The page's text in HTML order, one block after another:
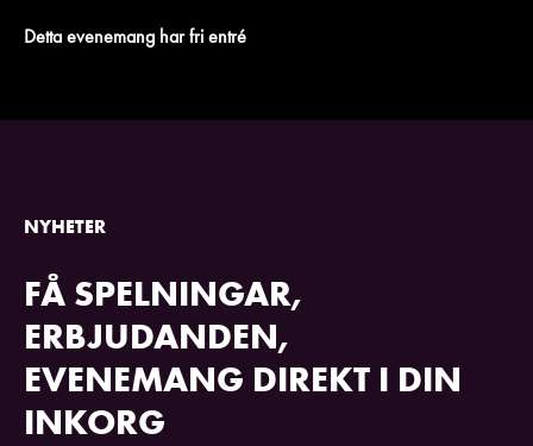
Detta evenemang har fri entré
NYHETER
FÅ SPELNINGAR,
ERBJUDANDEN,
EVENEMANG DIREKT I DIN
INKORG